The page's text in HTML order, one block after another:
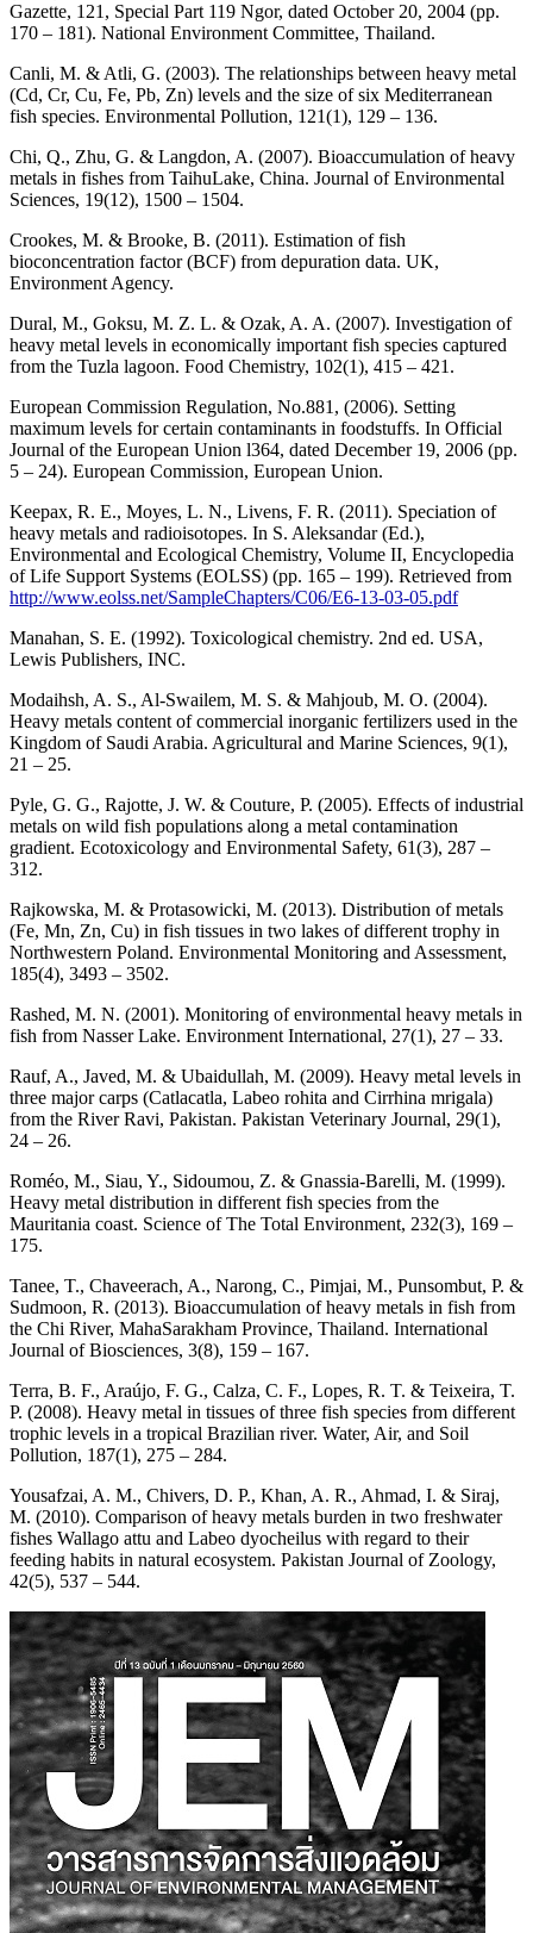
Gazette, 121, Special Part 119 Ngor, dated October 20, 2004 (pp.
170 – 181). National Environment Committee, Thailand.
Canli, M. & Atli, G. (2003). The relationships between heavy metal
(Cd, Cr, Cu, Fe, Pb, Zn) levels and the size of six Mediterranean
fish species. Environmental Pollution, 121(1), 129 – 136.
Chi, Q., Zhu, G. & Langdon, A. (2007). Bioaccumulation of heavy
metals in fishes from TaihuLake, China. Journal of Environmental
Sciences, 19(12), 1500 – 1504.
Crookes, M. & Brooke, B. (2011). Estimation of fish
bioconcentration factor (BCF) from depuration data. UK,
Environment Agency.
Dural, M., Goksu, M. Z. L. & Ozak, A. A. (2007). Investigation of
heavy metal levels in economically important fish species captured
from the Tuzla lagoon. Food Chemistry, 102(1), 415 – 421.
European Commission Regulation, No.881, (2006). Setting
maximum levels for certain contaminants in foodstuffs. In Official
Journal of the European Union l364, dated December 19, 2006 (pp.
5 – 24). European Commission, European Union.
Keepax, R. E., Moyes, L. N., Livens, F. R. (2011). Speciation of
heavy metals and radioisotopes. In S. Aleksandar (Ed.),
Environmental and Ecological Chemistry, Volume II, Encyclopedia
of Life Support Systems (EOLSS) (pp. 165 – 199). Retrieved from
http://www.eolss.net/SampleChapters/C06/E6-13-03-05.pdf
Manahan, S. E. (1992). Toxicological chemistry. 2nd ed. USA,
Lewis Publishers, INC.
Modaihsh, A. S., Al-Swailem, M. S. & Mahjoub, M. O. (2004).
Heavy metals content of commercial inorganic fertilizers used in the
Kingdom of Saudi Arabia. Agricultural and Marine Sciences, 9(1),
21 – 25.
Pyle, G. G., Rajotte, J. W. & Couture, P. (2005). Effects of industrial
metals on wild fish populations along a metal contamination
gradient. Ecotoxicology and Environmental Safety, 61(3), 287 –
312.
Rajkowska, M. & Protasowicki, M. (2013). Distribution of metals
(Fe, Mn, Zn, Cu) in fish tissues in two lakes of different trophy in
Northwestern Poland. Environmental Monitoring and Assessment,
185(4), 3493 – 3502.
Rashed, M. N. (2001). Monitoring of environmental heavy metals in
fish from Nasser Lake. Environment International, 27(1), 27 – 33.
Rauf, A., Javed, M. & Ubaidullah, M. (2009). Heavy metal levels in
three major carps (Catlacatla, Labeo rohita and Cirrhina mrigala)
from the River Ravi, Pakistan. Pakistan Veterinary Journal, 29(1),
24 – 26.
Roméo, M., Siau, Y., Sidoumou, Z. & Gnassia-Barelli, M. (1999).
Heavy metal distribution in different fish species from the
Mauritania coast. Science of The Total Environment, 232(3), 169 –
175.
Tanee, T., Chaveerach, A., Narong, C., Pimjai, M., Punsombut, P. &
Sudmoon, R. (2013). Bioaccumulation of heavy metals in fish from
the Chi River, MahaSarakham Province, Thailand. International
Journal of Biosciences, 3(8), 159 – 167.
Terra, B. F., Araújo, F. G., Calza, C. F., Lopes, R. T. & Teixeira, T.
P. (2008). Heavy metal in tissues of three fish species from different
trophic levels in a tropical Brazilian river. Water, Air, and Soil
Pollution, 187(1), 275 – 284.
Yousafzai, A. M., Chivers, D. P., Khan, A. R., Ahmad, I. & Siraj,
M. (2010). Comparison of heavy metals burden in two freshwater
fishes Wallago attu and Labeo dyocheilus with regard to their
feeding habits in natural ecosystem. Pakistan Journal of Zoology,
42(5), 537 – 544.